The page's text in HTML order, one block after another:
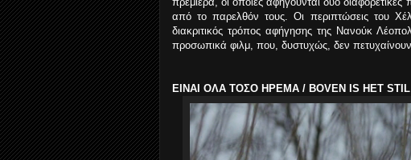
από το παρελθόν τους. Οι περιπτώσεις του
διακριτικός τρόπος αφήγησης της Νανούκ
προσωπικά φιλμ, που, δυστυχώς, δεν πετυχαίνουν
ΕΙΝΑΙ ΟΛΑ ΤΟΣΟ ΗΡΕΜΑ / BOVEN IS HET STIL